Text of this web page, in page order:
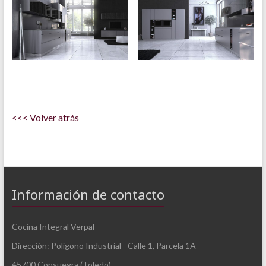
<<< Volver atrás
Información de contacto
Cocina Integral Verpal
Dirección: Polígono Industrial - Calle 1, Parcela 1A